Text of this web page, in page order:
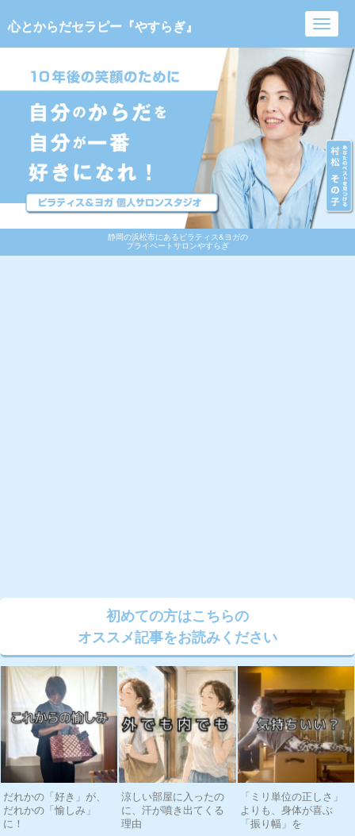
静岡の浜松市にあるピラティス&ヨガの
プライベートサロンやすらぎ
心とからだセラピー『やすらぎ』
初めての方はこちらの
オススメ記事をお読みください
だれかの「好き」が、
だれかの「愉しみ」
に！
涼しい部屋に入ったの
に、汗が噴き出てくる
理由
「ミリ単位の正しさ」
よりも、身体が喜ぶ
「振り幅」を